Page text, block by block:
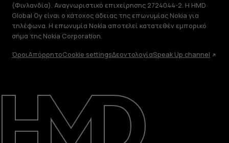
(Φινλανδία). Αναγνωριστικό επιχείρησης 2724044-2. Η HMD
Global Oy είναι ο κάτοχος άδειας της επωνυμίας Nokia για
τηλέφωνα. Η επωνυμία Nokia αποτελεί κατατεθέν εμπορικό
σήμα της Nokia Corporation.
ΌροιΑπόρρητοCookie settingsΔεοντολογίαSpeak Up channel